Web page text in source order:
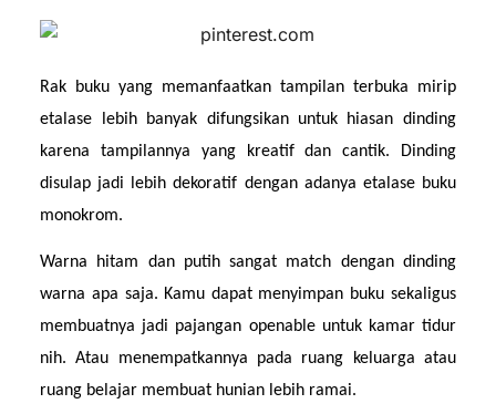
Rak buku yang memanfaatkan tampilan terbuka mirip
etalase lebih banyak difungsikan untuk hiasan dinding
karena tampilannya yang kreatif dan cantik. Dinding
disulap jadi lebih dekoratif dengan adanya etalase buku
monokrom.
Warna hitam dan putih sangat match dengan dinding
warna apa saja. Kamu dapat menyimpan buku sekaligus
membuatnya jadi pajangan openable untuk kamar tidur
nih. Atau menempatkannya pada ruang keluarga atau
ruang belajar membuat hunian lebih ramai.